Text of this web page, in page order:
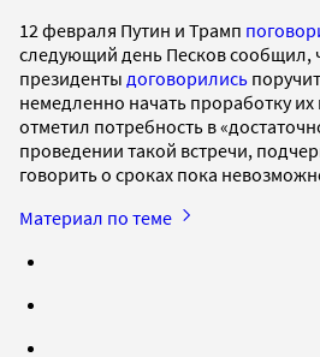
12 февраля Путин и Трамп
следующий день Песков сообщил,
президенты договорились
немедленно начать проработку их
отметил потребность в
проведении такой встречи,
говорить о сроках пока
Материал по теме